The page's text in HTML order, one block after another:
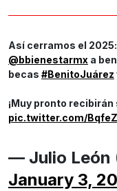
Así cerramos el
@bbienestarmx a
becas #BenitoJuárez
¡Muy pronto
pic.twitter.com/
— Julio León
January 3,